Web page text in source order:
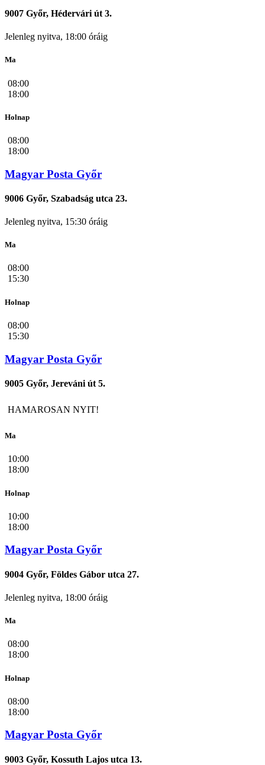
9007 Győr, Hédervári út 3.
Jelenleg nyitva, 18:00 óráig
Ma
08:00
18:00
Holnap
08:00
18:00
Magyar Posta Győr
9006 Győr, Szabadság utca 23.
Jelenleg nyitva, 15:30 óráig
Ma
08:00
15:30
Holnap
08:00
15:30
Magyar Posta Győr
9005 Győr, Jereváni út 5.
HAMAROSAN NYIT!
Ma
10:00
18:00
Holnap
10:00
18:00
Magyar Posta Győr
9004 Győr, Földes Gábor utca 27.
Jelenleg nyitva, 18:00 óráig
Ma
08:00
18:00
Holnap
08:00
18:00
Magyar Posta Győr
9003 Győr, Kossuth Lajos utca 13.